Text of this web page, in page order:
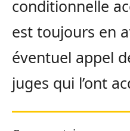
conditionnelle
est toujours en
éventuel appel
juges qui l’ont